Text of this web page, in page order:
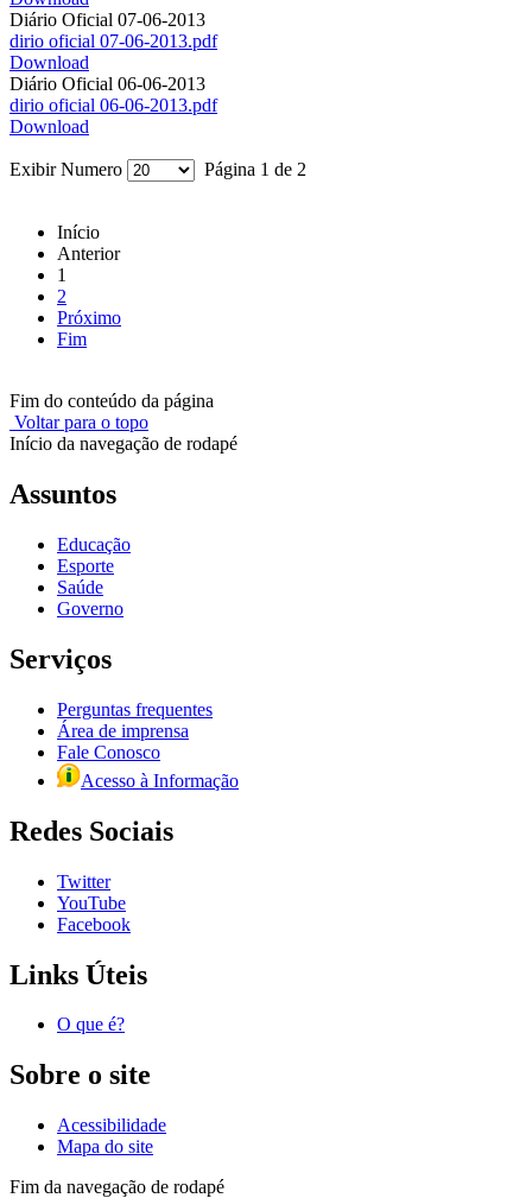
Diário Oficial 07-06-2013
dirio oficial 07-06-2013.pdf
Download
Diário Oficial 06-06-2013
dirio oficial 06-06-2013.pdf
Download
Exibir Numero Página 1 de 2
Início
Anterior
1
2
Próximo
Fim
Fim do conteúdo da página
Voltar para o topo
Início da navegação de rodapé
Assuntos
Educação
Esporte
Saúde
Governo
Serviços
Perguntas frequentes
Área de imprensa
Fale Conosco
Acesso à Informação
Redes Sociais
Twitter
YouTube
Facebook
Links Úteis
O que é?
Sobre o site
Acessibilidade
Mapa do site
Fim da navegação de rodapé